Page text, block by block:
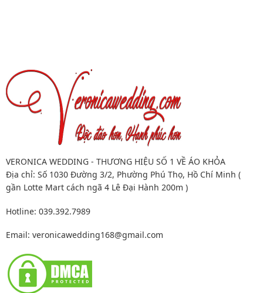
VERONICA WEDDING - THƯƠNG HIỆU SỐ 1 VỀ ÁO KHỎA
Địa chỉ: Số 1030 Đường 3/2, Phường Phú Thọ, Hồ Chí Minh (
gần Lotte Mart cách ngã 4 Lê Đại Hành 200m )
Hotline: 039.392.7989
Email: veronicawedding168@gmail.com